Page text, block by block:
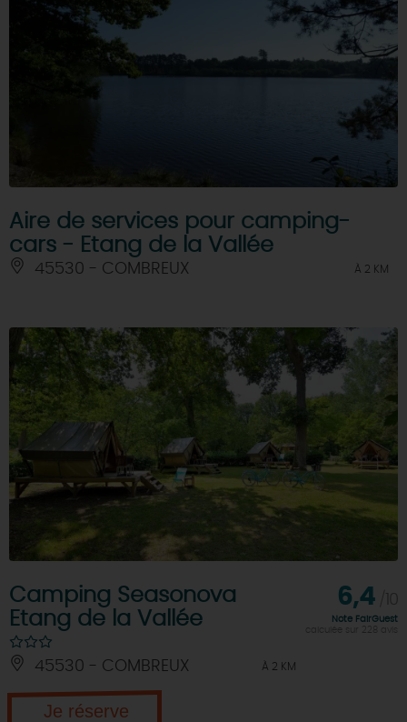
Aire de services pour camping-
cars - Etang de la Vallée
45530 - COMBREUX À 2 KM
Camping Seasonova
Etang de la Vallée
45530 - COMBREUX À 2 KM
6,4
Note FairGuest
calculée sur 228 avis
Je réserve